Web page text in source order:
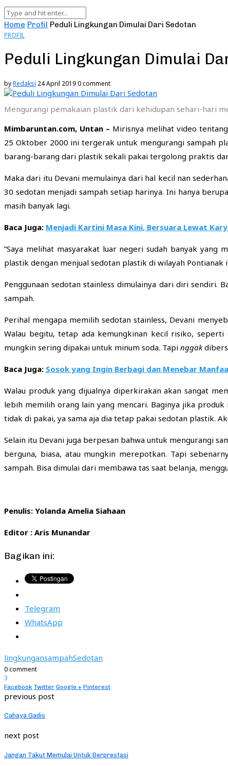
Home Profil Peduli Lingkungan Dimulai Dari Sedotan
PROFIL
Peduli Lingkungan Dimulai
byRedaksi 24 April 20190 comment
Mengurangi pemakaian plastik dari kehidupan sehari-hari
Mimbaruntan.com, Untan – Mirisnya melihat video
25 Oktober 2000 ini tergerak untuk mengurangi sampah
barang-barang dari plastik sekali pakai tergolong praktis
Maka dari itu Devani memulainya dari hal kecil nan
30 sedotan menjadi sampah setiap harinya. Ini hanya
masih banyak lagi.
Baca Juga: Menjadi Kartini Masa Kini, Bersuara Lewat
“Saya melihat masyarakat luar negeri sudah banyak yang
plastik dengan menjual sedotan plastik di wilayah
Penggunaan sedotan stainless dimulainya dari diri sendiri.
sampah.
Perihal mengapa memilih sedotan stainless, Devani
Walau begitu, tetap ada kemungkinan kecil risiko, seperti
mungkin sering dipakai untuk minum soda. Tapi nggak
Baca Juga: Sosok yang Ingin Berbagi dan Menebar
Walau produk yang dijualnya diperkirakan akan sangat
lebih memilih orang lain yang mencari. Baginya jika produk
tidak di pakai, ya sama aja dia tetap pakai sedotan plastik.
Selain itu Devani juga berpesan bahwa untuk mengurangi
berguna, biasa, atau mungkin merepotkan. Tapi
sampah. Bisa dimulai dari membawa tas saat belanja,
Penulis: Yolanda Amelia Siahaan
Editor : Aris Munandar
Bagikan ini:
Telegram
WhatsApp
lingkungansampahSedotan
0 comment
3
Facebook Twitter Google + Pinterest
previous post
Cahaya Gadis
next post
Jangan Takut Memulai Untuk Berprestasi